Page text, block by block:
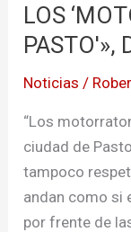
LOS
PASTO'»,
Noticias /
“Los
ciudad de
tampoco
andan como si
por frente de
NADA
A
EN